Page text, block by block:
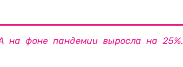
на фоне пандемии выросла на 25%.